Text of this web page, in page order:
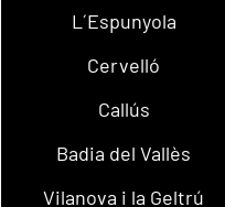
L´Espunyola
Cervelló
Callús
Badia del Vallès
Vilanova i la Geltrú